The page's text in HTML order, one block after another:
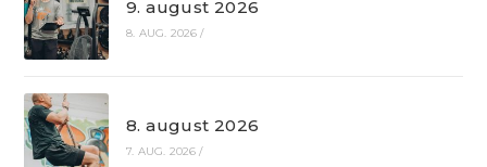
9. august 2026
8. AUG. 2026 /
8. august 2026
7. AUG. 2026 /